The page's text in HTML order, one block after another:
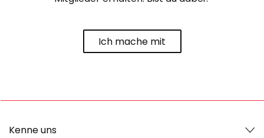
Ich mache mit
Kenne uns